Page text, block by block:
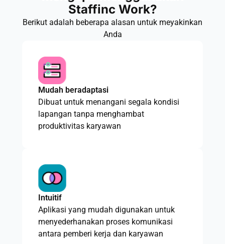
Staffinc Work?
Berikut adalah beberapa alasan untuk meyakinkan
Anda
Mudah beradaptasi
Dibuat untuk menangani segala kondisi
lapangan tanpa menghambat
produktivitas karyawan
Intuitif
Aplikasi yang mudah digunakan untuk
menyederhanakan proses komunikasi
antara pemberi kerja dan karyawan